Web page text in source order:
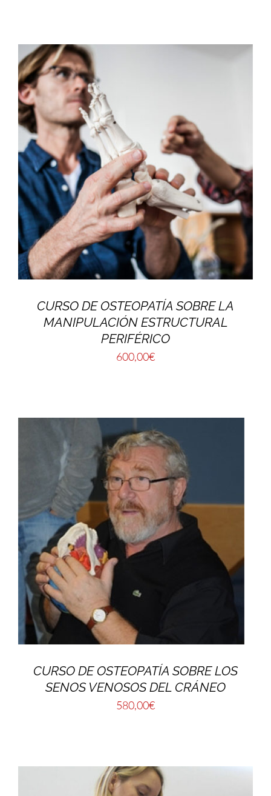
CURSO DE OSTEOPATÍA SOBRE LA
MANIPULACIÓN ESTRUCTURAL
PERIFÉRICO
600,00€
CURSO DE OSTEOPATÍA SOBRE LOS
SENOS VENOSOS DEL CRÁNEO
580,00€